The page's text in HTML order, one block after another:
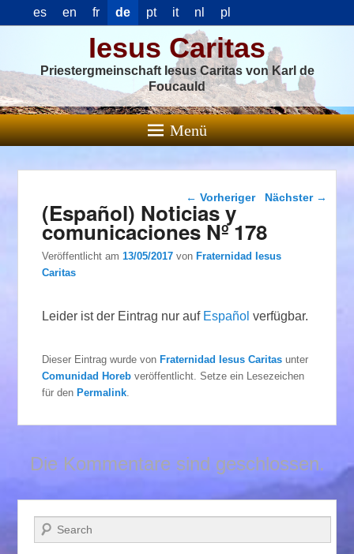
es en fr de pt it nl pl
Iesus Caritas
Priestergmeinschaft Iesus Caritas von Karl de
Foucauld
Menü
Beitragsnavigation
← Vorheriger Nächster →
(Español) Noticias y
comunicaciones Nº 178
Veröffentlicht am13/05/2017 vonFraternidad Iesus
Caritas
Leider ist der Eintrag nur auf Español verfügbar.
Dieser Eintrag wurde vonFraternidad Iesus Caritas unter
Comunidad Horeb veröffentlicht. Setze ein Lesezeichen
für denPermalink
Die Kommentare sind geschlossen.
Suchen